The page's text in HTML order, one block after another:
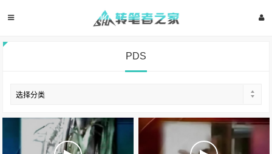
PDS